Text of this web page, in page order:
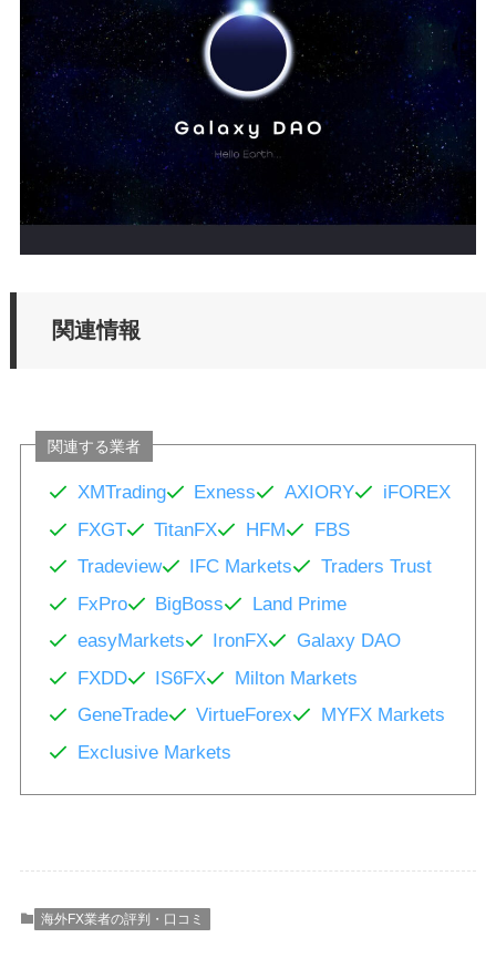
関連情報
関連する業者
XMTrading Exness AXIORY
iFOREX
FXGT
TitanFX HFM
FBS
Tradeview
IFC Markets
Traders Trust
FxPro
BigBoss
Land Prime
easyMarkets
IronFX
Galaxy DAO
FXDD
IS6FX
Milton Markets
GeneTrade
VirtueForex
MYFX Markets
Exclusive Markets
海外FX業者の評判・口コミ